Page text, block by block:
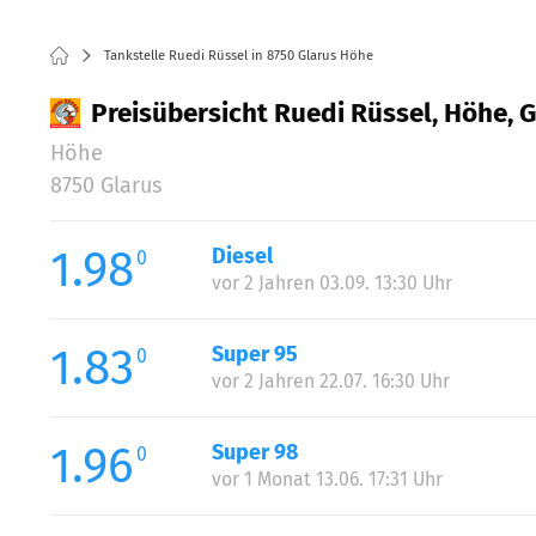
Tankstelle Ruedi Rüssel in 8750 Glarus Höhe
Preisübersicht Ruedi Rüssel, Höhe,
Höhe
8750 Glarus
1.980 Diesel
vor 2 Jahren 03.09. 13:30 Uhr
1.83 0 Super 95
vor 2 Jahren 22.07. 16:30 Uhr
1.96 0 Super 98
vor 1 Monat 13.06. 17:31 Uhr